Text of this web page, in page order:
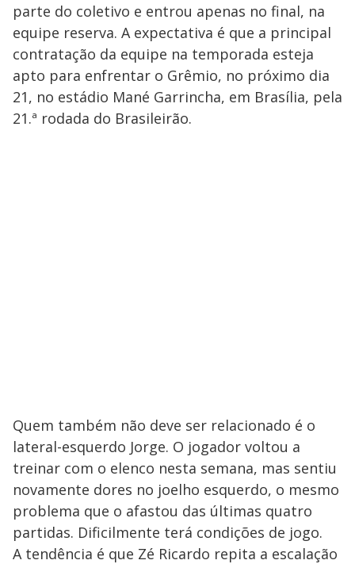
parte do coletivo e entrou apenas no final, na
equipe reserva. A expectativa é que a principal
contratação da equipe na temporada esteja
apto para enfrentar o Grêmio, no próximo dia
21, no estádio Mané Garrincha, em Brasília, pela
21.ª rodada do Brasileirão.
Quem também não deve ser relacionado é o
lateral-esquerdo Jorge. O jogador voltou a
treinar com o elenco nesta semana, mas sentiu
novamente dores no joelho esquerdo, o mesmo
problema que o afastou das últimas quatro
partidas. Dificilmente terá condições de jogo.
A tendência é que Zé Ricardo repita a escalação